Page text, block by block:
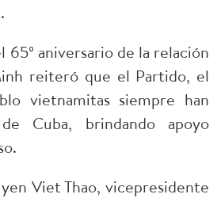
aniversario de la relación
reiteró que el Partido, el
vietnamitas siempre han
Cuba, brindando apoyo
Viet Thao, vicepresidente